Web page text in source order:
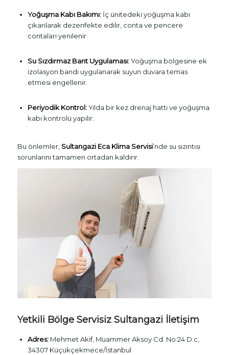
Yoğuşma Kabı Bakımı:İç ünitedeki yoğuşma kabı
çıkarılarak dezenfekte edilir, conta ve pencere
contaları yenilenir.
Su Sızdırmaz Bant Uygulaması:Yoğuşma bölgesine ek
izolasyon bandı uygulanarak suyun duvara temas
etmesi engellenir.
Periyodik Kontrol:Yılda bir kez drenaj hattı ve yoğuşma
kabı kontrolü yapılır.
Bu önlemler, Sultangazi Eca Klima Servisi’nde su sızıntısı
sorunlarını tamamen ortadan kaldırır.
Yetkili Bölge Servisiz Sultangazi İletişim
Adres:Mehmet Akif, Muammer Aksoy Cd. No:24 D:c,
34307 Küçükçekmece/İstanbul